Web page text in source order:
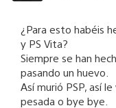
¿Para esto habéis
y PS Vita?
Siempre se han
pasando un huevo.
Así murió PSP, así
pesada o bye bye.